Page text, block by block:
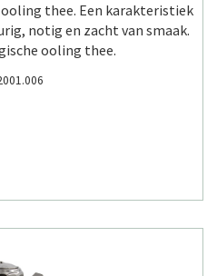
ooling thee. Een karakteristiek
notig en zacht van smaak.
ooling thee.